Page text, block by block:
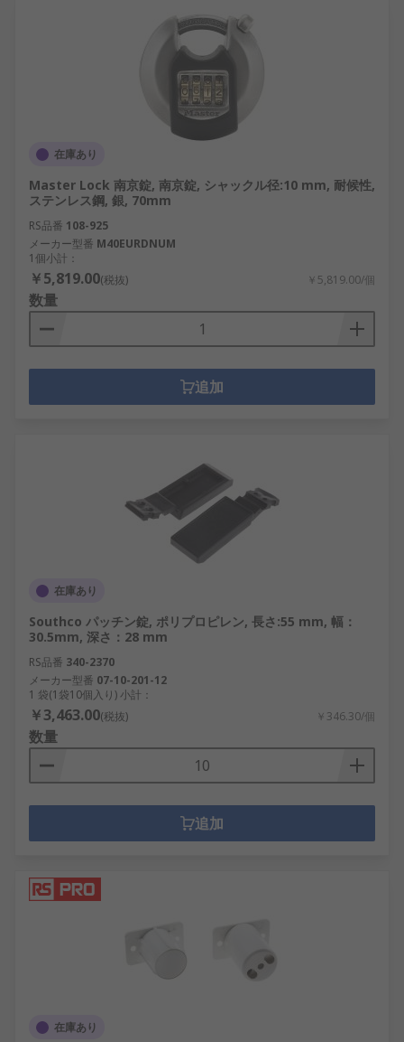
在庫あり
Master Lock 南京錠, 南京錠, シャックル径:10 mm, 耐候性,
ステンレス鋼, 銀, 70mm
RS品番 108-925
メーカー型番 M40EURDNUM
1個小計：
￥5,819.00(税抜) ￥5,819.00/個
数量
追加
在庫あり
Southco パッチン錠, ポリプロピレン, 長さ:55 mm, 幅：
30.5mm, 深さ：28 mm
RS品番 340-2370
メーカー型番 07-10-201-12
1 袋(1袋10個入り) 小計：
￥3,463.00(税抜) ￥346.30/個
数量
追加
在庫あり